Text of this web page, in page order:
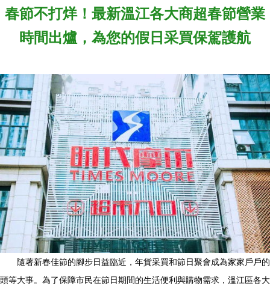
春節不打烊！最新溫江各大商超春節營業
時間出爐，為您的假日采買保駕護航
隨著新春佳節的腳步日益臨近，年貨采買和節日聚會成為家家戶戶的
頭等大事。為了保障市民在節日期間的生活便利與購物需求，溫江區各大